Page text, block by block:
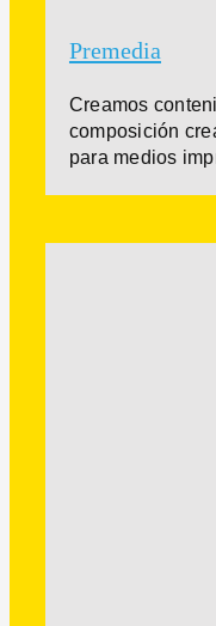
Premedia
Creamos
composición
para medios